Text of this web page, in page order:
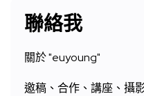
聯絡我
關於 "euyoung"
邀稿、合作、講座、攝